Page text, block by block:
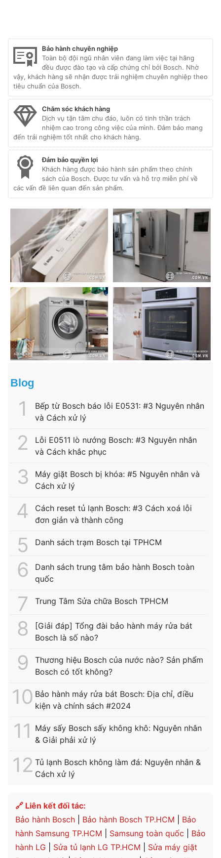
Bảo hành chuyên nghiệp
Toàn bộ đội ngũ nhân viên đang làm việc tại hãng
đều được đào tạo và cấp chứng chỉ bởi Bosch. Nhờ
vậy, khách hàng sẽ nhận được trải nghiệm chuyên nghiệp theo
tiêu chuẩn của Bosch.
Chăm sóc khách hàng
Dịch vụ tận tâm chu đáo, luôn có tinh thần trách
nhiệm cao trong công việc của mình. Đảm bảo mang
đến trải nghiệm tốt nhất cho khách hàng.
Đảm bảo quyền lợi
Khách hàng được bảo hành sản phẩm theo chính
sách của Bosch. Được tư vấn và hỗ trợ miễn phí về
các vấn đề liên quan đến sản phẩm.
Blog
Bếp từ Bosch báo lỗi E0531: #3 Nguyên nhân
và Cách xử lý
Lỗi E0511 lò nướng Bosch: #3 Nguyên nhân
và Cách khắc phục
Máy giặt Bosch bị khóa: #5 Nguyên nhân và
Cách xử lý
Cách reset tủ lạnh Bosch: #3 Cách xoá lỗi
đơn giản và thành công
Danh sách trạm Bosch tại TPHCM
Danh sách trung tâm bảo hành Bosch toàn
quốc
Trung Tâm Sửa chữa Bosch TPHCM
[Giải đáp] Tổng đài bảo hành máy rửa bát
Bosch là số nào?
Thương hiệu Bosch của nước nào? Sản phẩm
Bosch có tốt không?
Bảo hành máy rửa bát Bosch: Địa chỉ, điều
kiện và chính sách #2024
Máy sấy Bosch sấy không khô: Nguyên nhân
& Giải phải xử lý
Tủ lạnh Bosch không làm đá: Nguyên nhân &
Cách xử lý
🔗 Liên kết đối tác:
Bảo hành Bosch
Bảo hành Bosch TP.HCM
Bảo
hành Samsung TP.HCM
Samsung toàn quốc
Bảo
hành LG
Sửa tủ lạnh LG TP.HCM
Sửa máy giặt